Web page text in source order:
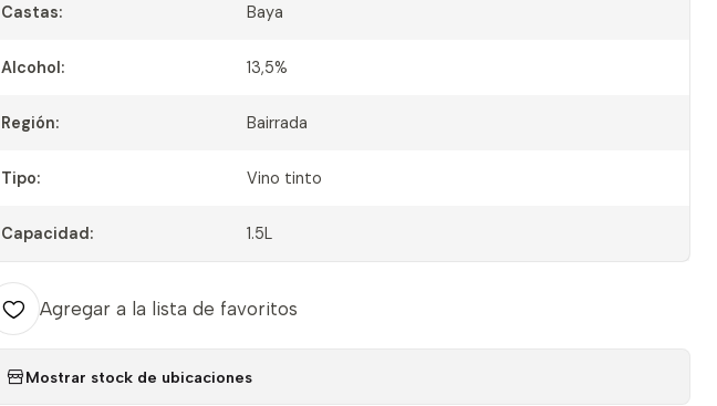
Castas: Baya
Alcohol: 13,5%
Región: Bairrada
Tipo: Vino tinto
Capacidad: 1.5L
Agregar a la lista de favoritos
Mostrar stock de ubicaciones